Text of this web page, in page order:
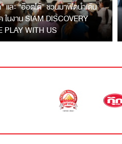
และ “อ๊อตโต้” ชวนมาฟิตนำเต้น
ในงาน SIAM DISCOVERY
PLAY WITH US